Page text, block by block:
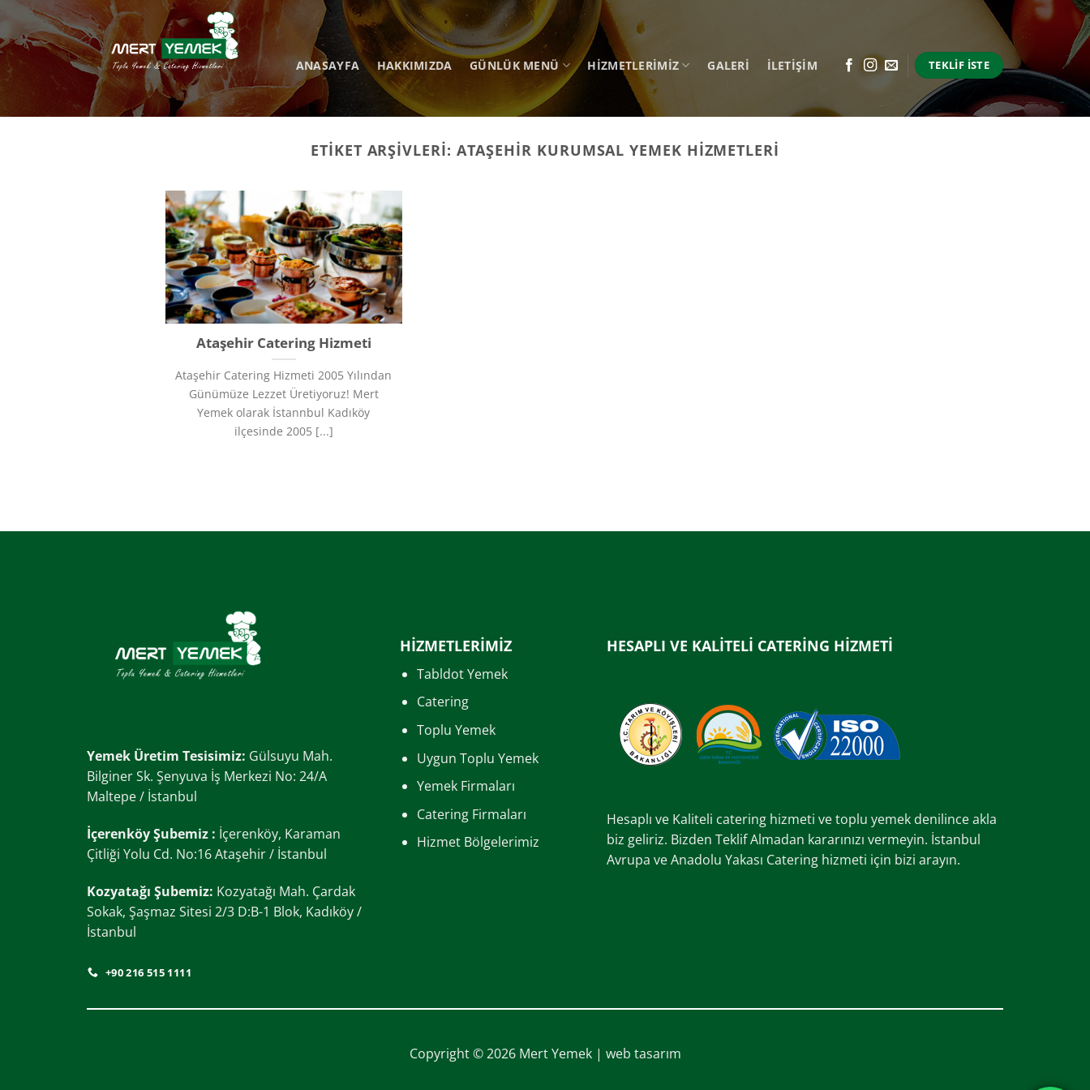
İçeriğe
ANASAYFA HAKKIMIZDA GÜNLÜK MENÜ HIZMETLERIMIZ GALERI İLETİŞİM TEKLIF İSTE
ETIKET ARŞIVLERI: ATAŞEHIR KURUMSAL YEMEK HIZMETLERI
Ataşehir Catering Hizmeti
Ataşehir Catering Hizmeti 2005 Yılından
Günümüze Lezzet Üretiyoruz!​ Mert
Yemek olarak İstannbul Kadıköy
ilçesinde 2005 [...]
Yemek Üretim Tesisimiz: Gülsuyu Mah.
Bilginer Sk. Şenyuva İş Merkezi No: 24/A
Maltepe / İstanbul
İçerenköy Şubemiz : İçerenköy, Karaman
Çitliği Yolu Cd. No:16 Ataşehir / İstanbul
Kozyatağı Şubemiz: Kozyatağı Mah. Çardak
Sokak, Şaşmaz Sitesi 2/3 D:B-1 Blok, Kadıköy /
İstanbul
+90 216 515 1111
HİZMETLERİMİZ
Tabldot Yemek
Catering
Toplu Yemek
Uygun Toplu Yemek
Yemek Firmaları
Catering Firmaları
Hizmet Bölgelerimiz
HESAPLI VE KALİTELİ CATERİNG HİZMETİ
Hesaplı ve Kaliteli catering hizmeti ve toplu yemek denilince akla
biz geliriz. Bizden Teklif Almadan kararınızı vermeyin. İstanbul
Avrupa ve Anadolu Yakası Catering hizmeti için bizi arayın.
Copyright © 2026 Mert Yemek | web tasarım